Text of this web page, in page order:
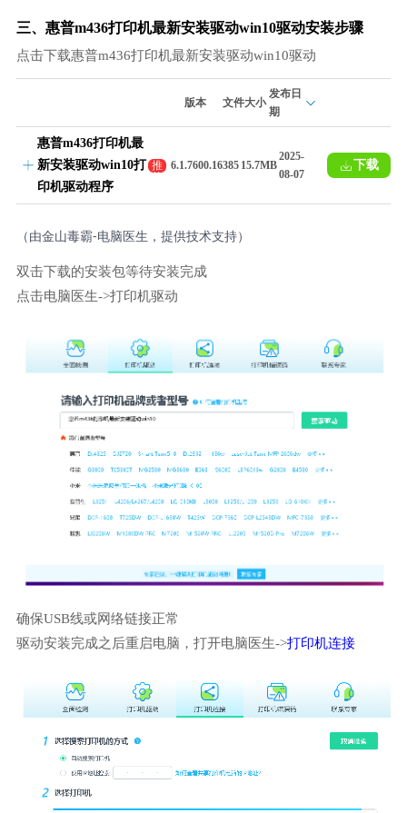
三、惠普m436打印机最新安装驱动win10驱动安装步骤
点击下载惠普m436打印机最新安装驱动win10驱动
版本 文件大小
发布日
期
惠普m436打印机最
新安装驱动win10打
印机驱动程序
推
荐
6.1.7600.16385 15.7MB
2025-
08-07
下载
（由金山毒霸-电脑医生，提供技术支持）
双击下载的安装包等待安装完成
点击电脑医生->打印机驱动
确保USB线或网络链接正常
驱动安装完成之后重启电脑，打开电脑医生->打印机连接